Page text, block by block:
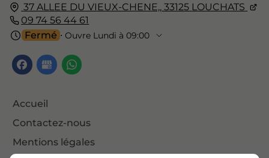
37 ALLEE DU VIEUX-CHENE,, 33125 LOUCHATS
09 74 56 44 61
Fermé ⋅ Ouvre Lundi à 09:00
Accueil
Contactez-nous
Mentions légales